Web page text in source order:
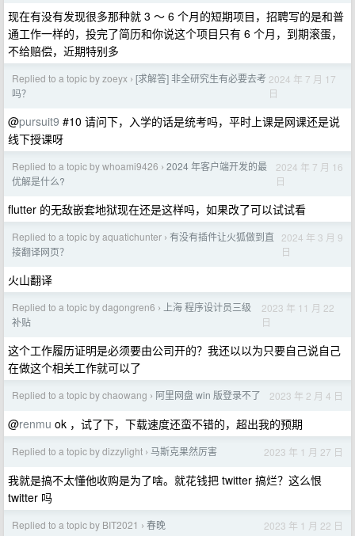
现在有没有发现很多那种就 3 ～ 6 个月的短期项目，招聘写的是和普
通工作一样的，投完了简历和你说这个项目只有 6 个月，到期滚蛋，
不给赔偿，近期特别多
Replied to a topic by zoeyx › [求解答] 非全研究生有必要去考
吗？
2024 年 7 月 17
日
@pursuit9 #10 请问下，入学的话是统考吗，平时上课是网课还是说
线下授课呀
Replied to a topic by whoami9426 › 2024 年客户端开发的最
优解是什么?
2024 年 7 月 16
日
flutter 的无敌嵌套地狱现在还是这样吗，如果改了可以试试看
Replied to a topic by aquatichunter › 有没有插件让火狐做到直
接翻译网页？
2024 年 3 月 9
日
火山翻译
Replied to a topic by dagongren6 ›
上海 程序设计员三级
补贴
2023 年 11 月 22
日
这个工作履历证明是必须要由公司开的？我还以以为只要自己说自己
在做这个相关工作就可以了
Replied to a topic by chaowang › 阿里网盘 win 版登录不了 2023 年 2 月 4 日
@renmu ok ，试了下，下载速度还蛮不错的，超出我的预期
Replied to a topic by dizzylight › 马斯克果然厉害 2023 年 1 月 27 日
我就是搞不太懂他收购是为了啥。就花钱把 twitter 搞烂？这么恨
twitter 吗
Replied to a topic by BIT2021 › 春晚 2023 年 1 月 22 日